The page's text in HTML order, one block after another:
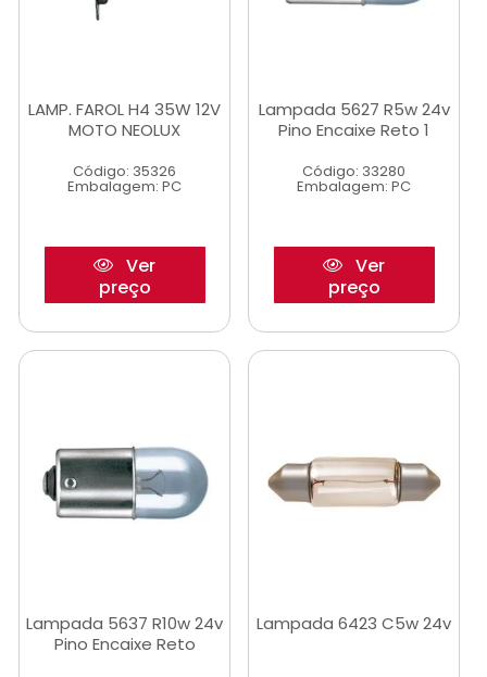
LAMP. FAROL H4 35W 12V
MOTO NEOLUX
Código: 35326
Embalagem: PC
Ver
preço
Lampada 5627 R5w 24v
Pino Encaixe Reto 1
Código: 33280
Embalagem: PC
Ver
preço
Lampada 5637 R10w 24v
Pino Encaixe Reto
Lampada 6423 C5w 24v